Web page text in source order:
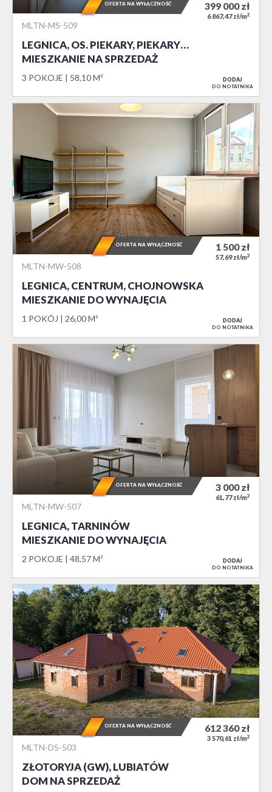
MLTN-MS-509
LEGNICA, OS. PIEKARY, PIEKARY…
MIESZKANIE NA SPRZEDAŻ
3 POKOJE 58,10 M²
399 000zł
6 867,47 zł/m2
OFERTA NA WYŁĄCZNOŚĆ
DODAJ
DO NOTATNIKA
MLTN-MW-508
LEGNICA, CENTRUM, CHOJNOWSKA
MIESZKANIE DO WYNAJĘCIA
1 POKÓJ 26,00 M²
1 500zł
57,69 zł/m2
OFERTA NA WYŁĄCZNOŚĆ
DODAJ
DO NOTATNIKA
MLTN-MW-507
LEGNICA, TARNINÓW
MIESZKANIE DO WYNAJĘCIA
2 POKOJE 48,57 M²
3 000zł
61,77 zł/m2
OFERTA NA WYŁĄCZNOŚĆ
DODAJ
DO NOTATNIKA
MLTN-DS-503
ZŁOTORYJA (GW), LUBIATÓW
DOM NA SPRZEDAŻ
612 360zł
3 570,61 zł/m2
OFERTA NA WYŁĄCZNOŚĆ